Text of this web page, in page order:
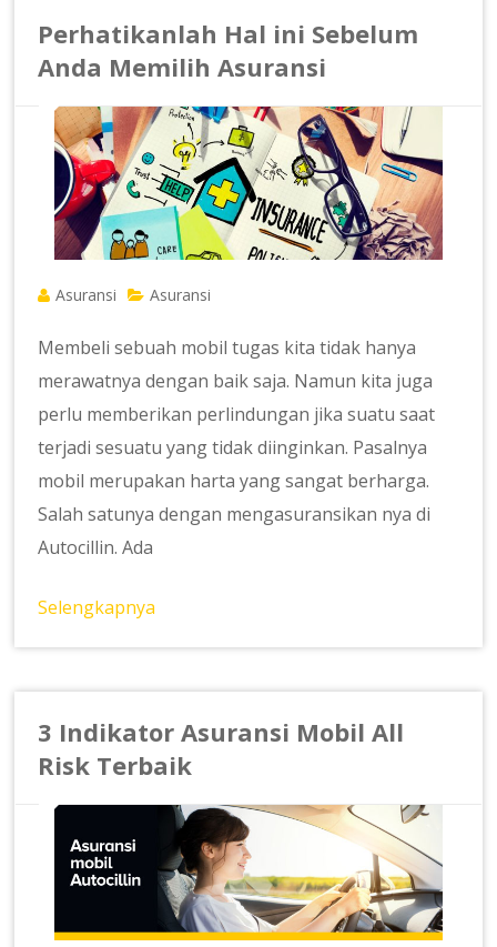
Perhatikanlah Hal ini Sebelum
Anda Memilih Asuransi
Asuransi Asuransi
Membeli sebuah mobil tugas kita tidak hanya
merawatnya dengan baik saja. Namun kita juga
perlu memberikan perlindungan jika suatu saat
terjadi sesuatu yang tidak diinginkan. Pasalnya
mobil merupakan harta yang sangat berharga.
Salah satunya dengan mengasuransikan nya di
Autocillin. Ada
Selengkapnya
3 Indikator Asuransi Mobil All
Risk Terbaik